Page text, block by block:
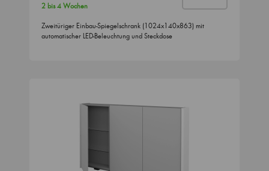
2 bis 4 Wochen
Zweitüriger Einbau-Spiegelschrank (1024x140x863) mit
automatischer LED-Beleuchtung und Steckdose